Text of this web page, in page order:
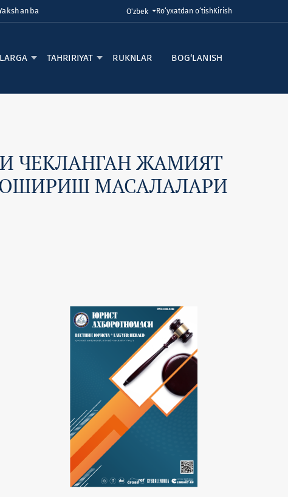
Tilni o'zgartirish. Joriy til:
O'zbek Ro‘yxatdan o‘tishKirish
TAHRIRIYAT RUKNLAR BOG‘LANISH
ЧЕКЛАНГАН ЖАМИЯТ
МАСАЛАЛАРИ